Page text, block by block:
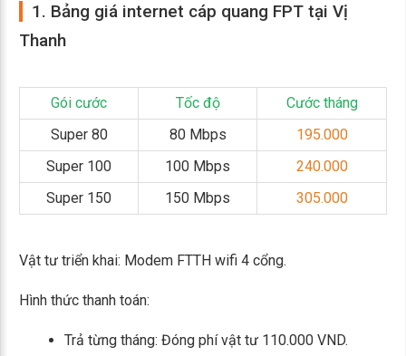
1. Bảng giá internet cáp quang FPT tại Vị
Thanh
Gói cước Tốc độ
Cước tháng
Super 80
80 Mbps
195.000
Super 100
100 Mbps
240.000
Super 150
150 Mbps 305.000
Vật tư triển khai: Modem FTTH wifi 4 cổng.
Hình thức thanh toán:
Trả từng tháng: Đóng phí vật tư 110.000 VND.